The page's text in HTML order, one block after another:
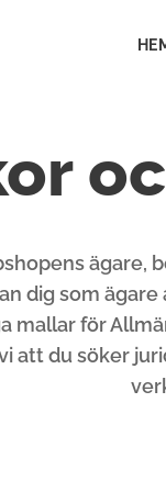
ägare,
dig som
mallar för
att du söker